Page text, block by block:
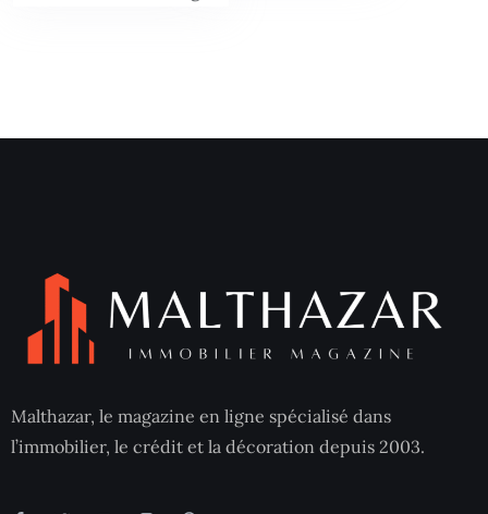
Malthazar, le magazine en ligne spécialisé dans
l’immobilier, le crédit et la décoration depuis 2003.